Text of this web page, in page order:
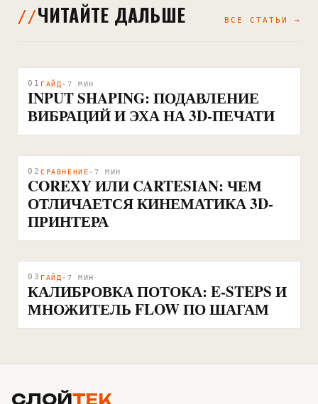
ЧИТАЙТЕ ДАЛЬШЕ ВСЕ СТАТЬИ →
01 ГАЙД · 7 МИН
INPUT SHAPING: ПОДАВЛЕНИЕ
ВИБРАЦИЙ И ЭХА НА 3D-ПЕЧАТИ
02 СРАВНЕНИЕ · 7 МИН
COREXY ИЛИ CARTESIAN: ЧЕМ
ОТЛИЧАЕТСЯ КИНЕМАТИКА 3D-
ПРИНТЕРА
03 ГАЙД · 7 МИН
КАЛИБРОВКА ПОТОКА: E-STEPS И
МНОЖИТЕЛЬ FLOW ПО ШАГАМ
СЛОЙТЕК